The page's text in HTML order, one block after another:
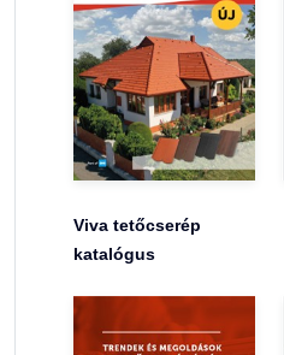
Viva tetőcserép
katalógus